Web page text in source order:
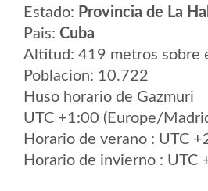
Estado: Provincia de La
Pais: Cuba
Altitud: 419 metros sobre
Poblacion: 10.722
Huso horario de Gazmuri
UTC +1:00 (Europe/
Horario de verano : UTC
Horario de invierno : UTC